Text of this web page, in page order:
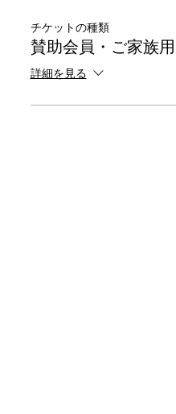
チケットの種類
賛助会員・ご家族
詳細を見る